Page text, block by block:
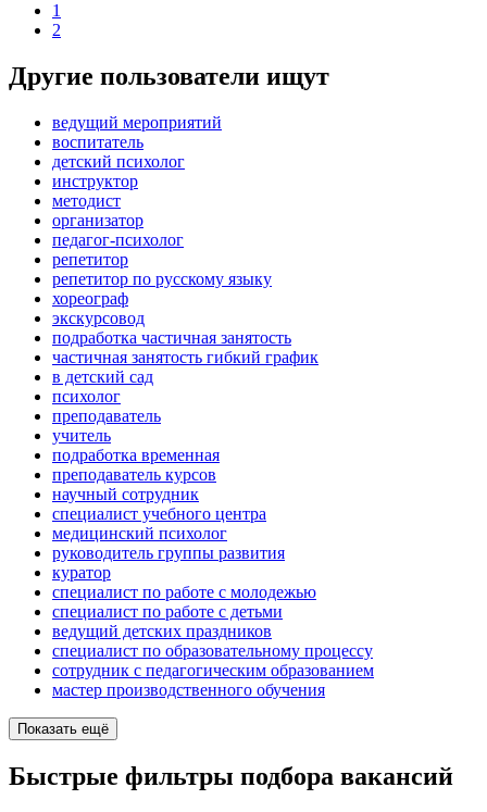
1
2
Другие пользователи ищут
ведущий мероприятий
воспитатель
детский психолог
инструктор
методист
организатор
педагог-психолог
репетитор
репетитор по русскому языку
хореограф
экскурсовод
подработка частичная занятость
частичная занятость гибкий график
в детский сад
психолог
преподаватель
учитель
подработка временная
преподаватель курсов
научный сотрудник
специалист учебного центра
медицинский психолог
руководитель группы развития
куратор
специалист по работе с молодежью
специалист по работе с детьми
ведущий детских праздников
специалист по образовательному процессу
сотрудник с педагогическим образованием
мастер производственного обучения
Показать ещё
Быстрые фильтры подбора вакансий